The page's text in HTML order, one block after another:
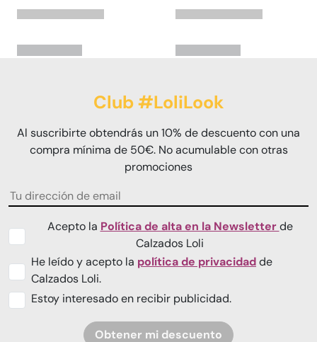
Club #LoliLook
Al suscribirte obtendrás un 10% de descuento con una
compra mínima de 50€. No acumulable con otras
promociones
Acepto la Política de alta en la Newsletterde
Calzados Loli
He leído y acepto la política de privacidadde
Calzados Loli.
Estoy interesado en recibir publicidad.
Obtener mi descuento